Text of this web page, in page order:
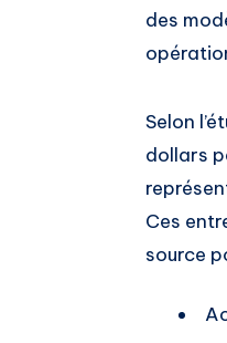
des
Selon
dollars
Ces
source